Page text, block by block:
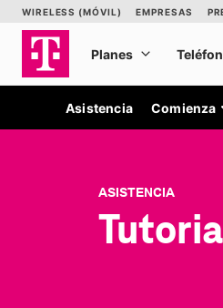
Asistencia Comienza
ASISTENCIA